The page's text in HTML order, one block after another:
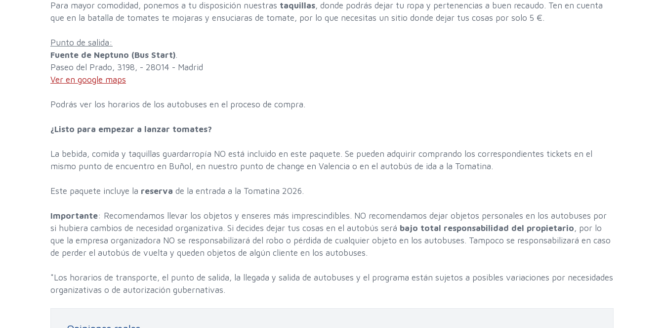
Para mayor comodidad, ponemos a tu disposición nuestras taquillas, donde podrás dejar tu ropa y pertenencias a buen recaudo. Ten en cuenta
que en la batalla de tomates te mojaras y ensuciaras de tomate, por lo que necesitas un sitio donde dejar tus cosas por solo 5 €.
Punto de salida:
Fuente de Neptuno (Bus Start).
Paseo del Prado, 3198, - 28014 - Madrid
Ver en google maps
Podrás ver los horarios de los autobuses en el proceso de compra.
¿Listo para empezar a lanzar tomates?
La bebida, comida y taquillas guardarropía NO está incluido en este paquete. Se pueden adquirir comprando los correspondientes tickets en el
mismo punto de encuentro en Buñol, en nuestro punto de change en Valencia o en el autobús de ida a la Tomatina.
Este paquete incluye la reserva de la entrada a la Tomatina 2026.
Importante: Recomendamos llevar los objetos y enseres más imprescindibles. NO recomendamos dejar objetos personales en los autobuses por
si hubiera cambios de necesidad organizativa. Si decides dejar tus cosas en el autobús será bajo total responsabilidad del propietario, por lo
que la empresa organizadora NO se responsabilizará del robo o pérdida de cualquier objeto en los autobuses. Tampoco se responsabilizará en caso
de perder el autobús de vuelta y queden objetos de algún cliente en los autobuses.
*Los horarios de transporte, el punto de salida, la llegada y salida de autobuses y el programa están sujetos a posibles variaciones por necesidades
organizativas o de autorización gubernativas.